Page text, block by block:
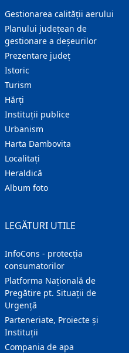
Gestionarea calității aerului
Planului județean de
gestionare a deșeurilor
Prezentare judeţ
Istoric
Turism
Hărţi
Instituţii publice
Urbanism
Harta Dambovita
Localitaţi
Heraldică
Album foto
LEGĂTURI UTILE
InfoCons - protecția
consumatorilor
Platforma Națională de
Pregătire pt. Situații de
Urgență
Parteneriate, Proiecte și
Instituții
Compania de apa